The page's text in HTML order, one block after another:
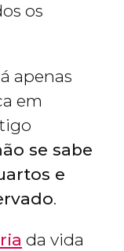
os
apenas
em
se sabe
e
.
da vida